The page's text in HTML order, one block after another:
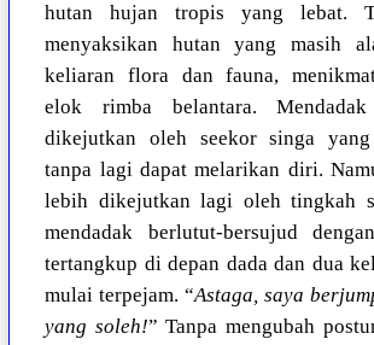
hutan hujan tropis yang lebat.
menyaksikan hutan yang masih
keliaran flora dan fauna,
elok rimba belantara.
dikejutkan oleh seekor singa yang
tanpa lagi dapat melarikan diri.
lebih dikejutkan lagi oleh tingkah
mendadak berlutut-bersujud
tertangkup di depan dada dan dua
mulai terpejam. “Astaga, saya
yang soleh!” Tanpa mengubah